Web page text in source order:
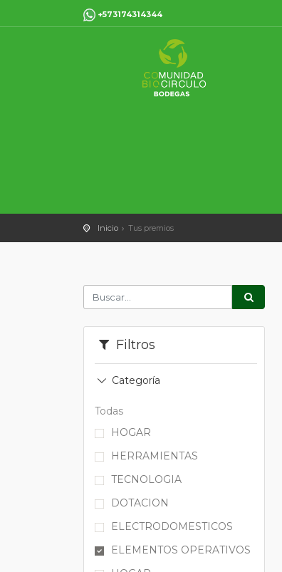
+573174314344
Inicio Tus premios
Filtros
Categoría
Todas
HOGAR
HERRAMIENTAS
TECNOLOGIA
DOTACION
ELECTRODOMESTICOS
ELEMENTOS OPERATIVOS